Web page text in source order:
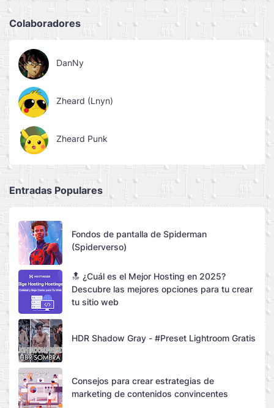
Colaboradores
DanNy
Zheard (Lnyn)
Zheard Punk
Entradas Populares
Fondos de pantalla de Spiderman
(Spiderverso)
🔝 ¿Cuál es el Mejor Hosting en 2025?
Descubre las mejores opciones para tu crear
tu sitio web
HDR Shadow Gray - #Preset Lightroom Gratis
Consejos para crear estrategias de
marketing de contenidos convincentes